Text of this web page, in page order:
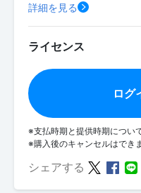
詳細を見る
ライセンス
ログ
※支払時期と提供時期について
※購入後のキャンセルはでき
シェアする